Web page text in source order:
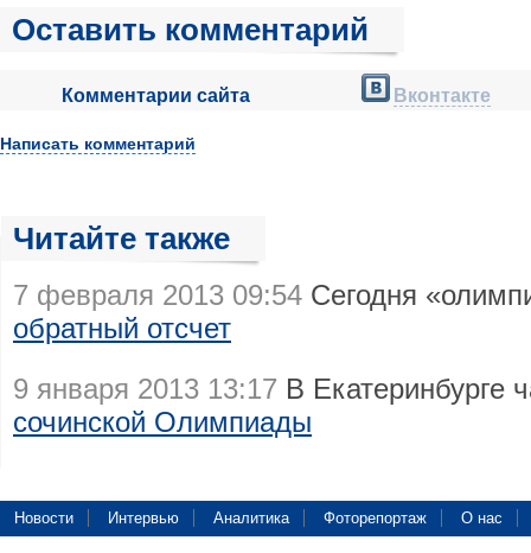
Оставить комментарий
Комментарии сайта Вконтакте
Написать комментарий
Читайте также
7 февраля 2013 09:54 Сегодня
обратный отсчет
9 января 2013 13:17 В Екатеринбурге
сочинской Олимпиады
Новости Интервью Аналитика Фоторепортаж О нас